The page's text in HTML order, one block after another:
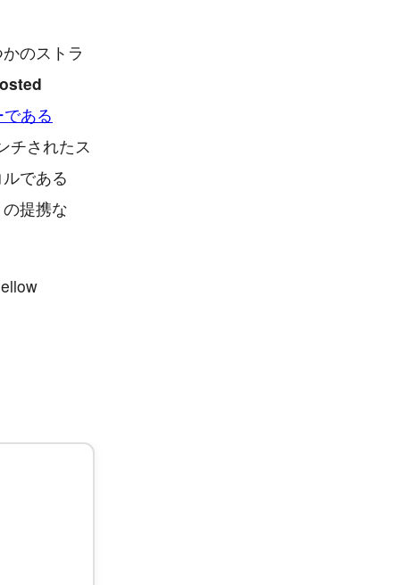
のストラ
ある
チされたス
である
の提携な